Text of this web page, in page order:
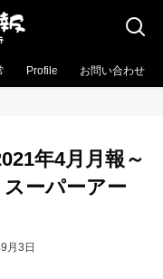
Profile お問い合わせ
年4月月報～
ーパーアー
月3日